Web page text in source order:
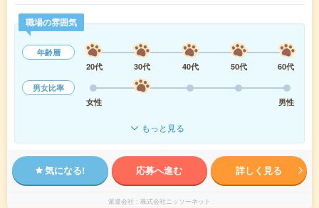
職場の雰囲気
年齢層
20代
30代 40代 50代
60代
男女比率
女性
男性
もっと見る
気になる! 応募へ進む 詳しく見る
派遣会社 株式会社ニッソーネット